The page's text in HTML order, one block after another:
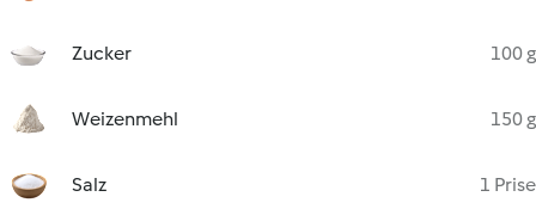
Zucker 100 g
Weizenmehl 150 g
Salz 1 Prise